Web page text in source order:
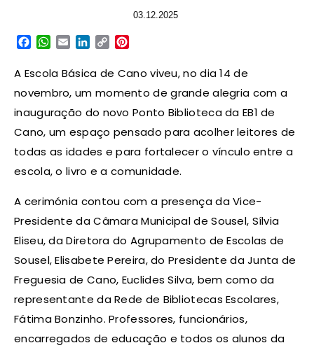
03.12.2025
Facebook
WhatsApp
EmailLinkedIn
Copy
A Escola Básica de Cano viveu, no dia 14 de
novembro, um momento de grande alegria com a
inauguração do novo Ponto Biblioteca da EB1 de
Cano, um espaço pensado para acolher leitores de
todas as idades e para fortalecer o vínculo entre a
escola, o livro e a comunidade.
A cerimónia contou com a presença da Vice-
Presidente da Câmara Municipal de Sousel, Sílvia
Eliseu, da Diretora do Agrupamento de Escolas de
Sousel, Elisabete Pereira, do Presidente da Junta de
Freguesia de Cano, Euclides Silva, bem como da
representante da Rede de Bibliotecas Escolares,
Fátima Bonzinho. Professores, funcionários,
encarregados de educação e todos os alunos da